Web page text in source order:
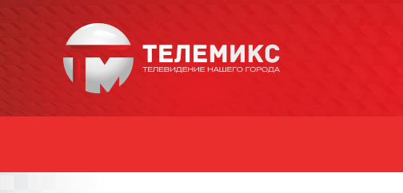
Уссурийска